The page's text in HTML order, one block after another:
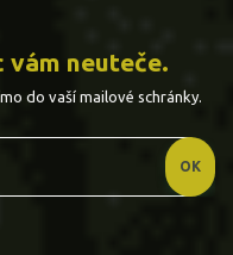
vám neuteče.
do vaší mailové schránky.